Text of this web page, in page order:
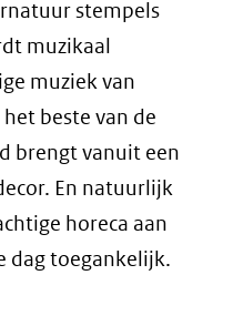
stempels
muzikaal
muziek van
beste van de
brengt vanuit een
En natuurlijk
horeca aan
dag toegankelijk.